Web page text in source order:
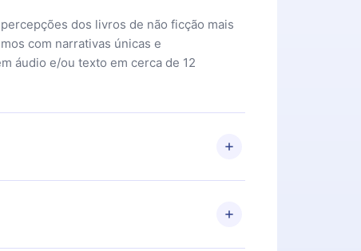
dos livros de não ficção mais
com narrativas únicas e
áudio e/ou texto em cerca de 12
nossa biblioteca. Se por algum
basta entrar em contato com nossa
7 dias após a compra e solicitar o